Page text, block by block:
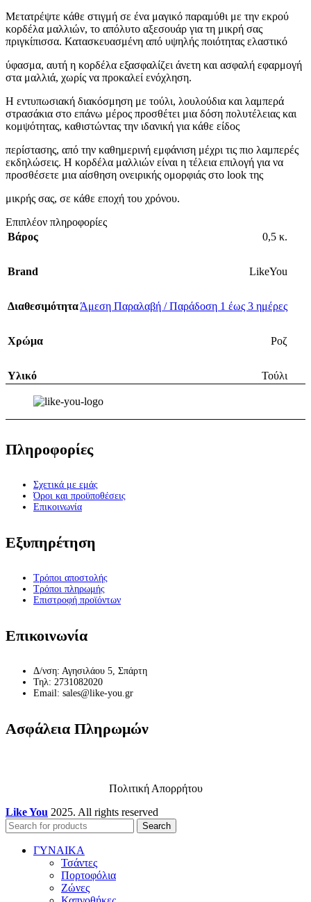
Μετατρέψτε κάθε στιγμή σε ένα μαγικό παραμύθι με την εκρού
κορδέλα μαλλιών, το απόλυτο αξεσουάρ για τη μικρή σας
πριγκίπισσα. Κατασκευασμένη από υψηλής ποιότητας ελαστικό
ύφασμα, αυτή η κορδέλα εξασφαλίζει άνετη και ασφαλή εφαρμογή
στα μαλλιά, χωρίς να προκαλεί ενόχληση.
Η εντυπωσιακή διακόσμηση με τούλι, λουλούδια και λαμπερά
στρασάκια στο επάνω μέρος προσθέτει μια δόση πολυτέλειας και
κομψότητας, καθιστώντας την ιδανική για κάθε είδος
περίστασης, από την καθημερινή εμφάνιση μέχρι τις πιο λαμπερές
εκδηλώσεις. Η κορδέλα μαλλιών είναι η τέλεια επιλογή για να
προσθέσετε μια αίσθηση ονειρικής ομορφιάς στο look της
μικρής σας, σε κάθε εποχή του χρόνου.
Επιπλέον πληροφορίες
Βάρος
0,5 κ.
Brand LikeYou
ΔιαθεσιμότηταΆμεση Παραλαβή / Παράδοση 1 έως 3 ημέρες
Χρώμα Ροζ
Υλικό Τούλι
Πληροφορίες
Σχετικά με εμάς
Όροι και προϋποθέσεις
Επικοινωνία
Εξυπηρέτηση
Τρόποι αποστολής
Τρόποι πληρωμής
Επιστροφή προϊόντων
Επικοινωνία
Δ/νση: Αγησιλάου 5, Σπάρτη
Τηλ: 2731082020
Email: sales@like-you.gr
Ασφάλεια Πληρωμών
Πολιτική Απορρήτου
Like You 2025. All rights reserved
Search
ΓΥΝΑΙΚΑ
Τσάντες
Πορτοφόλια
Ζώνες